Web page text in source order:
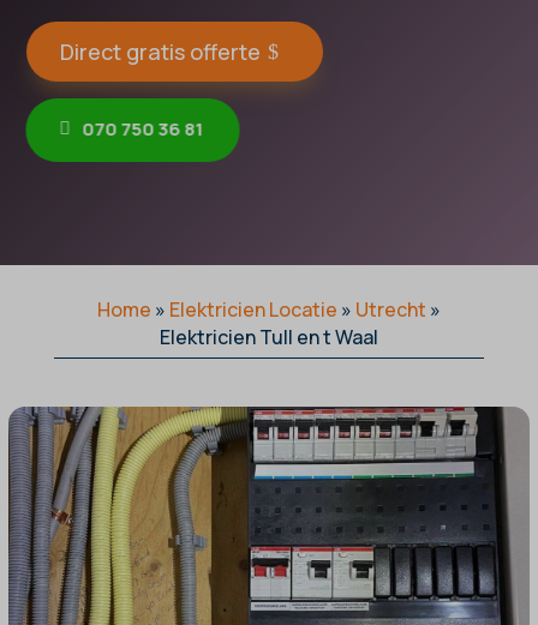
Direct gratis offerte
070 750 36 81
Home » Elektricien Locatie » Utrecht »
Elektricien Tull en t Waal